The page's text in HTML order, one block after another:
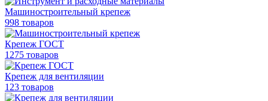
Машиностроительный крепеж
998 товаров
Крепеж ГОСТ
1275 товаров
Крепеж для вентиляции
123 товаров